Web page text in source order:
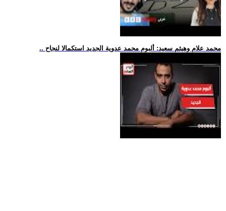
.. محمد علام وهيثم سعيد: ألبوم محمد عدوية الجديد استكمالا لنجاح